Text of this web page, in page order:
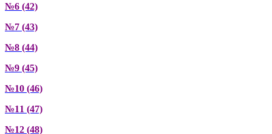
№6 (42)
№7 (43)
№8 (44)
№9 (45)
№10 (46)
№11 (47)
№12 (48)